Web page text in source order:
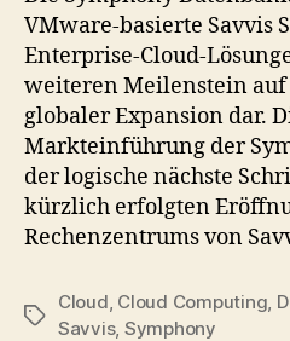
VMware-basierte Savvis
Enterprise-Cloud-
weiteren Meilenstein auf
globaler Expansion dar.
Markteinführung der
der logische nächste
kürzlich erfolgten
Rechenzentrums von
Tags
Cloud, Cloud Computing,
Savvis, Symphony